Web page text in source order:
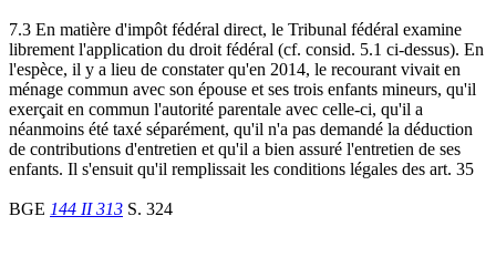
7.3 En matière d'impôt fédéral direct, le Tribunal fédéral examine
librement l'application du droit fédéral (cf. consid. 5.1 ci-dessus). En
l'espèce, il y a lieu de constater qu'en 2014, le recourant vivait en
ménage commun avec son épouse et ses trois enfants mineurs, qu'il
exerçait en commun l'autorité parentale avec celle-ci, qu'il a
néanmoins été taxé séparément, qu'il n'a pas demandé la déduction
de contributions d'entretien et qu'il a bien assuré l'entretien de ses
enfants. Il s'ensuit qu'il remplissait les conditions légales des art. 35
BGE 144 II 313 S. 324